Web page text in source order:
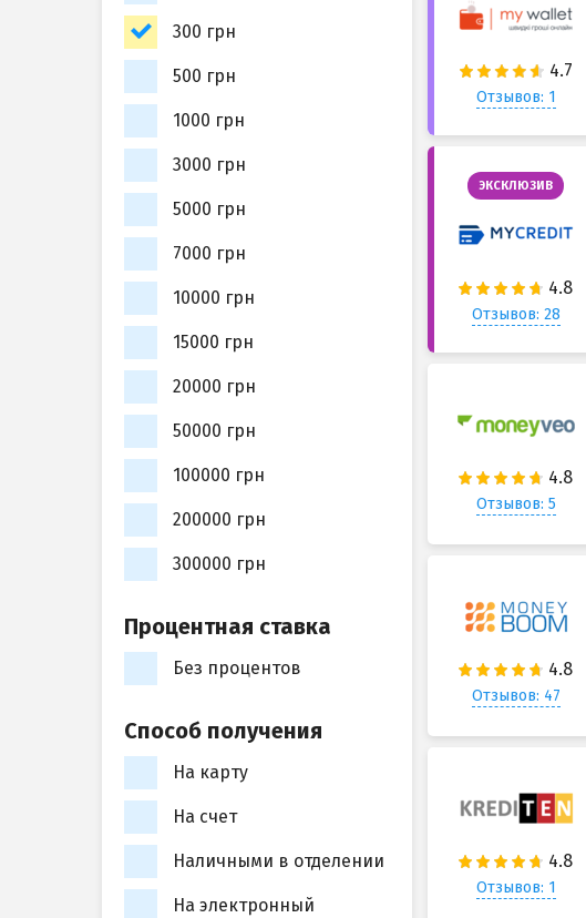
Отзывов: 1
ЭКСКЛЮЗИВ
Отзывов: 28
Отзывов: 5
Отзывов: 47
Отзывов: 1
300 грн
500 грн
1000 грн
3000 грн
5000 грн
7000 грн
10000 грн
15000 грн
20000 грн
50000 грн
100000 грн
200000 грн
300000 грн
Процентная ставка
Без процентов
Способ получения
На карту
На счет
Наличными в отделении
На электронный